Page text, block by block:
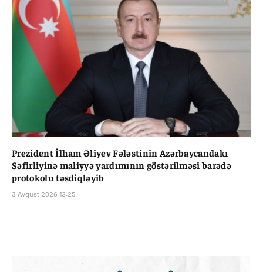
Prezident İlham Əliyev Fələstinin Azərbaycandakı
Səfirliyinə maliyyə yardımının göstərilməsi barədə
protokolu təsdiqləyib
3 Avqust 2026 13:25